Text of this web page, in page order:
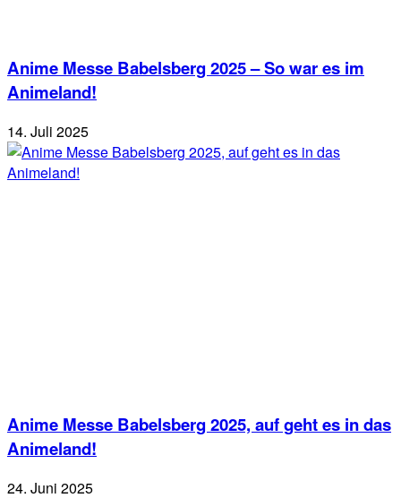
Anime Messe Babelsberg 2025 – So war es im
Animeland!
14. Juli 2025
Anime Messe Babelsberg 2025, auf geht es in das
Animeland!
24. Juni 2025